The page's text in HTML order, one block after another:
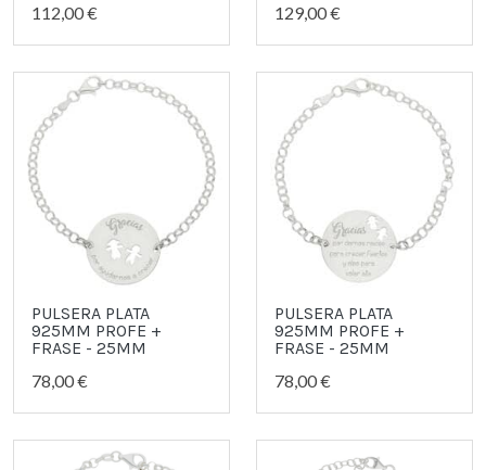
112,00 €
129,00 €
PULSERA PLATA
925MM PROFE +
FRASE - 25MM
78,00 €
PULSERA PLATA
925MM PROFE +
FRASE - 25MM
78,00 €